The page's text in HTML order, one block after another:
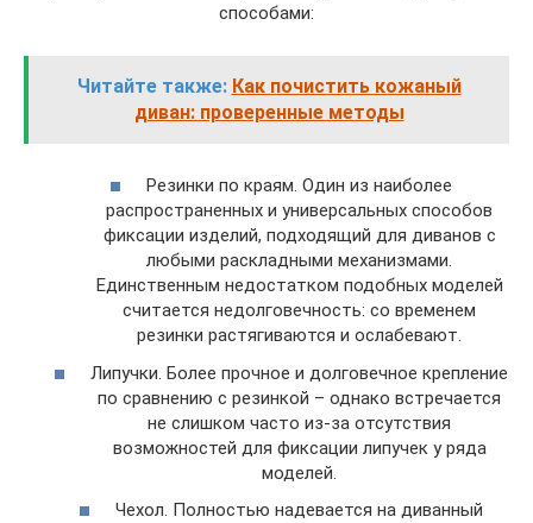
способами:
Читайте также: Как почистить кожаный
диван: проверенные методы
Резинки по краям. Один из наиболее
распространенных и универсальных способов
фиксации изделий, подходящий для диванов с
любыми раскладными механизмами.
Единственным недостатком подобных моделей
считается недолговечность: со временем
резинки растягиваются и ослабевают.
Липучки. Более прочное и долговечное крепление
по сравнению с резинкой – однако встречается
не слишком часто из-за отсутствия
возможностей для фиксации липучек у ряда
моделей.
Чехол. Полностью надевается на диванный